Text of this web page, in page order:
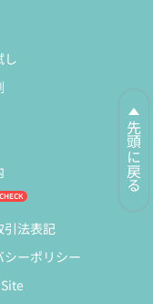
先頭に戻る
し
引法表記
シーポリシー